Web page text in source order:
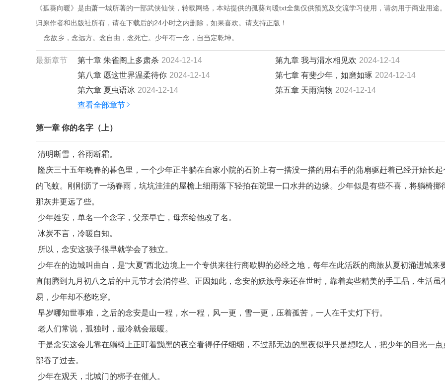
《孤葵向暖》是由萧一城所著的一部武侠仙侠，转载网络，本站提供的孤葵向暖txt全集仅供预览及交流学习使用，请勿用于商业用途
归原作者和出版社所有，请在下载后的24小时之内删除，如果喜欢。请支持正版！
念故乡，念远方。念自由，念死亡。少年有一念，自当定乾坤。
最新章节 第十章 朱雀阁上多肃杀 2024-12-14 第九章 我与渭水相见欢 2024-12-14
第八章 愿这世界温柔待你 2024-12-14 第七章 有斐少年，如磨如琢 2024-12-14
第六章 夏虫语冰 2024-12-14 第五章 天雨润物 2024-12-14
查看全部章节
第一章 你的名字（上）
清明断雪，谷雨断霜。
隆庆三十五年晚春的暮色里，一个少年正半躺在自家小院的石阶上有一搭没一搭的用右手的蒲扇驱赶着已经开始长起
的飞蚊。刚刚沥了一场春雨，坑坑洼洼的屋檐上细雨落下轻拍在院里一口水井的边缘。少年似是有些不喜，将躺椅挪
那灰井更远了些。
少年姓安，单名一个念字，父亲早亡，母亲给他改了名。
冰炭不言，冷暖自知。
所以，念安这孩子很早就学会了独立。
少年在的边城叫曲白，是“大夏”西北边境上一个专供来往行商歇脚的必经之地，每年在此活跃的商旅从夏初涌进城来
直闹腾到九月初八之后的中元节才会消停些。正因如此，念安的妖族母亲还在世时，靠着卖些精美的手工品，生活虽
易，少年却不愁吃穿。
早岁哪知世事难，之后的念安是山一程，水一程，风一更，雪一更，压着孤苦，一人在千丈灯下行。
老人们常说，孤独时，最冷就会最暖。
于是念安这会儿靠在躺椅上正盯着黝黑的夜空看得仔仔细细，不过那无边的黑夜似乎只是想吃人，把少年的目光一点
部吞了过去。
少年在观天，北城门的梆子在催人。